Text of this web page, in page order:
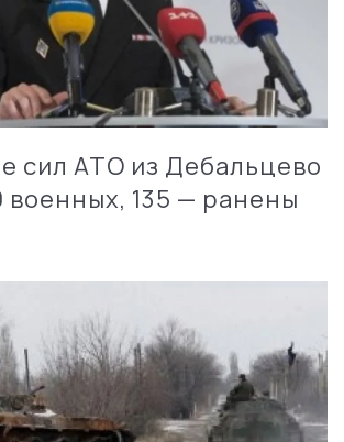
сил АТО из Дебальцево
военных, 135 — ранены